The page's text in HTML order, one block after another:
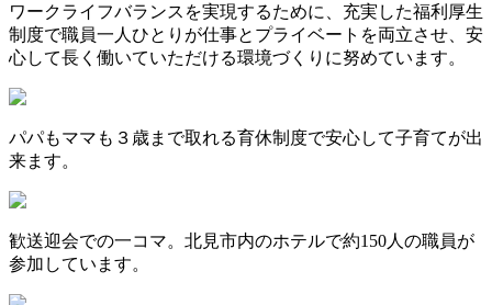
ワークライフバランスを実現するために、充実した福利厚生
制度で職員一人ひとりが仕事とプライベートを両立させ、安
心して長く働いていただける環境づくりに努めています。
パパもママも３歳まで取れる育休制度で安心して子育てが出
来ます。
歓送迎会での一コマ。北見市内のホテルで約150人の職員が
参加しています。